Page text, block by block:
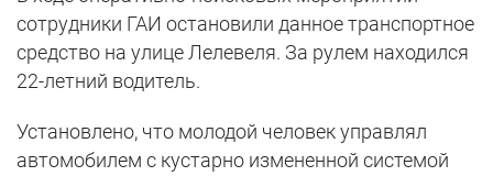
сотрудники ГАИ остановили данное транспортное
средство на улице Лелевеля. За рулем находился
22-летний водитель.
Установлено, что молодой человек управлял
автомобилем с кустарно измененной системой